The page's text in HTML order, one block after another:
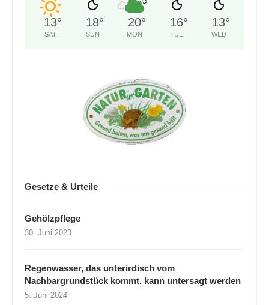
13°
SAT
18°
SUN
20°
MON
16°
TUE
13°
WED
Gesetze & Urteile
Gehölzpflege
30. Juni 2023
Regenwasser, das unterirdisch vom
Nachbargrundstück kommt, kann untersagt werden
5. Juni 2024